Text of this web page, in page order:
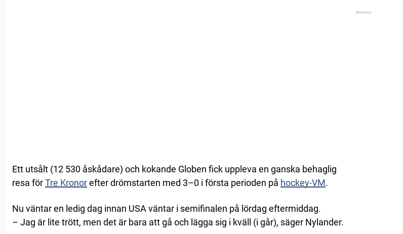
Ett utsålt (12 530 åskådare) och kokande Globen fick uppleva en ganska behaglig
resa förTre Kronorefter drömstarten med 3–0 i första perioden på hockey-VM.
Nu väntar en ledig dag innan USA väntar i semifinalen på lördag eftermiddag.
– Jag är lite trött, men det är bara att gå och lägga sig i kväll (i går), säger Nylander.